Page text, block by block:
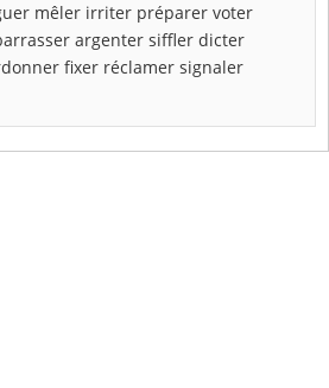
mêler irriter préparer voter
argenter siffler dicter
fixer réclamer signaler